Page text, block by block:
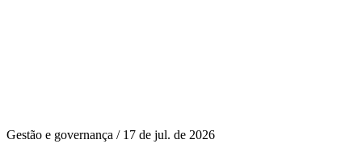
Gestão e governança / 17 de jul. de 2026